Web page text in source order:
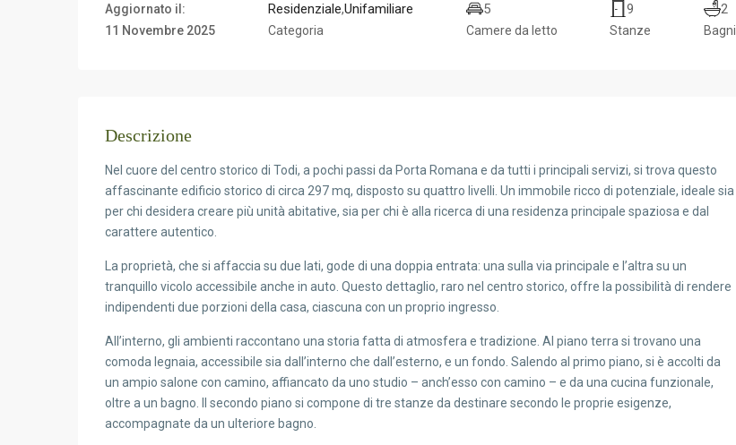
Aggiornato il:
11 Novembre 2025
Residenziale,Unifamiliare
Categoria
5
Camere da letto
9
Stanze
2
Bagni
Descrizione
Nel cuore del centro storico di Todi, a pochi passi da Porta Romana e da tutti i principali servizi, si trova questo
affascinante edificio storico di circa 297 mq, disposto su quattro livelli. Un immobile ricco di potenziale, ideale sia
per chi desidera creare più unità abitative, sia per chi è alla ricerca di una residenza principale spaziosa e dal
carattere autentico.
La proprietà, che si affaccia su due lati, gode di una doppia entrata: una sulla via principale e l’altra su un
tranquillo vicolo accessibile anche in auto. Questo dettaglio, raro nel centro storico, offre la possibilità di rendere
indipendenti due porzioni della casa, ciascuna con un proprio ingresso.
All’interno, gli ambienti raccontano una storia fatta di atmosfera e tradizione. Al piano terra si trovano una
comoda legnaia, accessibile sia dall’interno che dall’esterno, e un fondo. Salendo al primo piano, si è accolti da
un ampio salone con camino, affiancato da uno studio – anch’esso con camino – e da una cucina funzionale,
oltre a un bagno. Il secondo piano si compone di tre stanze da destinare secondo le proprie esigenze,
accompagnate da un ulteriore bagno.